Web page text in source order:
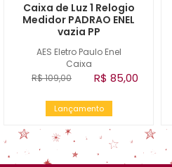
AES Eletro Paulo Enel
Caixa
Caixa de Luz 1 Relogio
Medidor PADRAO ENEL
vazia PP
R$ 109,00 R$ 85,00
Lançamento